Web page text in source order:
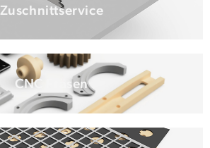
Zuschnittservice
CNC Fräsen